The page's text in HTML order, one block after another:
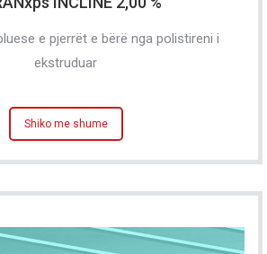
e pjerrët e bërë nga polistireni i
ekstruduar
Shiko me shume